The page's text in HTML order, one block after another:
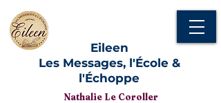
Eileen
Les Messages, l'École &
l'Échoppe
Nathalie Le Coroller